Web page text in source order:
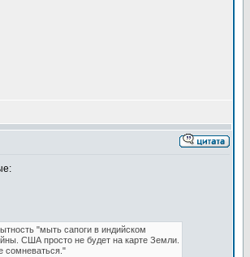
"мыть сапоги в индийском
США просто не будет на карте Земли.
сомневаться."